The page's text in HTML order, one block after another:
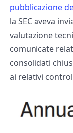
pubblicazione
la SEC aveva
valutazione
comunicate
consolidati
ai relativi